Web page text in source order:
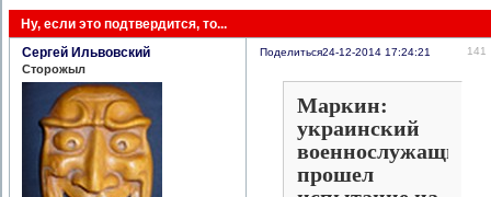
Ну, если это подтвердится, то...
Поделиться 141
24-12-2014 17:24:21
Сергей Ильвовский
Сторожыл
Маркин:
украинский
военнослужащий
прошел